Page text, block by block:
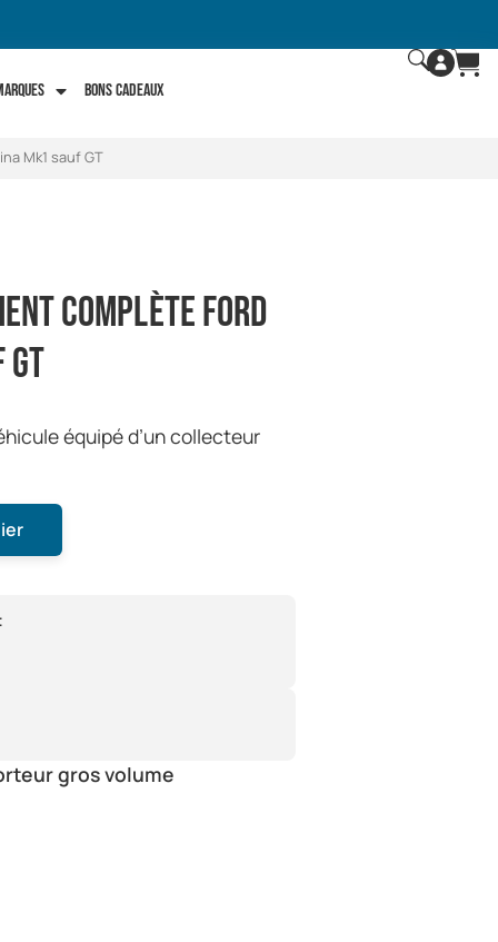
Bons Cadeaux
Mk1 sauf GT
complète Ford
gros volume